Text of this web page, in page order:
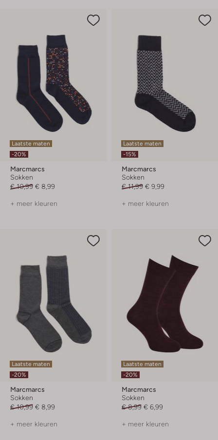
Laatste maten
-20%
Marcmarcs
Sokken
€ 10,99 € 8,99
+ meer kleuren
Laatste maten
-15%
Marcmarcs
Sokken
€ 11,99 € 9,99
+ meer kleuren
Laatste maten
-20%
Marcmarcs
Sokken
€ 10,99 € 8,99
+ meer kleuren
Laatste maten
-20%
Marcmarcs
Sokken
€ 8,99 € 6,99
+ meer kleuren